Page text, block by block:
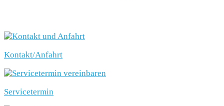
Kontakt/Anfahrt
Servicetermin